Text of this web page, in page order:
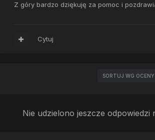
Z góry bardzo dziękuję za pomoc i
Cytuj
SORTUJ WG OCENY
Nie udzielono jeszcze odpowiedzi